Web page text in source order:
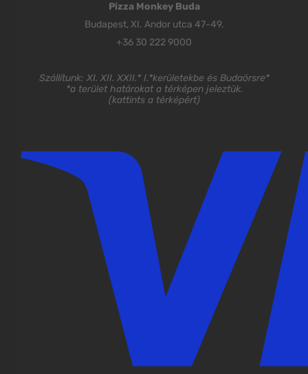
Pizza Monkey Buda
Budapest, XI. Andor utca 47-49.
+36 30 222 9000
Szállítunk: XI. XII. XXII.* I.*kerületekbe és Budaörsre*
*a terület határokat a térképen jeleztük.
(kattints a térképért)